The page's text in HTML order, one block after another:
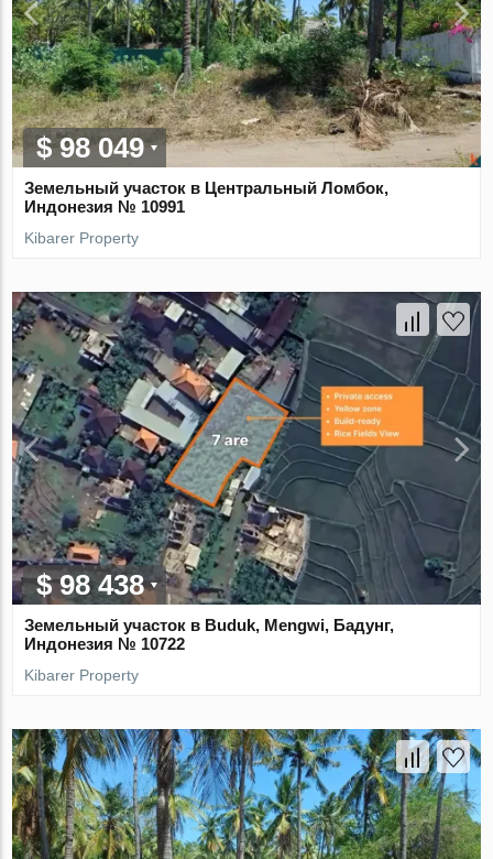
$ 98 049
Земельный участок в Центральный Ломбок,
Индонезия № 10991
Kibarer Property
$ 98 438
Земельный участок в Buduk, Mengwi, Бадунг,
Индонезия № 10722
Kibarer Property